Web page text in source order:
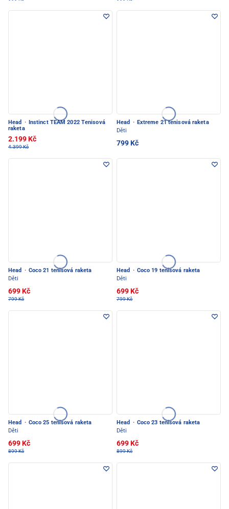
Head ·
Instinct TEAM 2022 Tenisová
raketa
2.199 Kč
4.399 Kč
Head · Extreme 21 tenisová raketa
Děti
799 Kč
Head · Coco 21 tenisová raketa
Děti
699 Kč
799 Kč
Head · Coco 19 tenisová raketa
Děti
699 Kč
799 Kč
Head · Coco 25 tenisová raketa
Děti
699 Kč
899 Kč
Head · Coco 23 tenisová raketa
Děti
699 Kč
899 Kč